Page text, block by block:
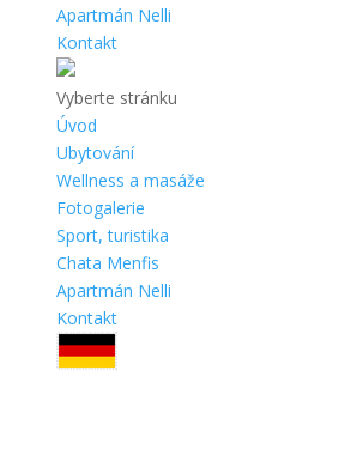
Apartmán Nelli
Kontakt
Vyberte stránku
Úvod
Ubytování
Wellness a masáže
Fotogalerie
Sport, turistika
Chata Menfis
Apartmán Nelli
Kontakt